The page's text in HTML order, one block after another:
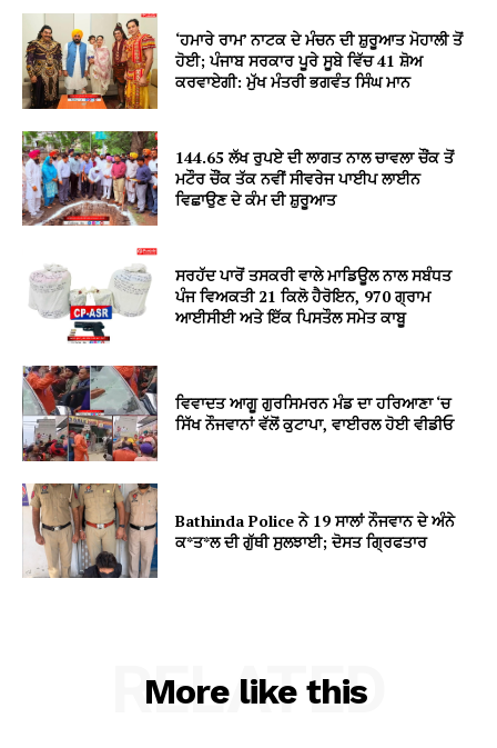
‘ਹਮਾਰੇ ਰਾਮ’ ਨਾਟਕ ਦੇ ਮੰਚਨ ਦੀ ਸ਼ੁਰੂਆਤ ਮੋਹਾਲੀ ਤੋਂ
ਹੋਈ; ਪੰਜਾਬ ਸਰਕਾਰ ਪੂਰੇ ਸੂਬੇ ਵਿੱਚ 41 ਸ਼ੋਅ
ਕਰਵਾਏਗੀ: ਮੁੱਖ ਮੰਤਰੀ ਭਗਵੰਤ ਸਿੰਘ ਮਾਨ
144.65 ਲੱਖ ਰੁਪਏ ਦੀ ਲਾਗਤ ਨਾਲ ਚਾਵਲਾ ਚੌਂਕ ਤੋਂ
ਮਟੌਰ ਚੌਂਕ ਤੱਕ ਨਵੀਂ ਸੀਵਰੇਜ ਪਾਈਪ ਲਾਈਨ
ਵਿਛਾਉਣ ਦੇ ਕੰਮ ਦੀ ਸ਼ੁਰੂਆਤ
ਸਰਹੱਦ ਪਾਰੋਂ ਤਸਕਰੀ ਵਾਲੇ ਮਾਡਿਊਲ ਨਾਲ ਸਬੰਧਤ
ਪੰਜ ਵਿਅਕਤੀ 21 ਕਿਲੋ ਹੈਰੋਇਨ, 970 ਗ੍ਰਾਮ
ਆਈਸੀਈ ਅਤੇ ਇੱਕ ਪਿਸਤੌਲ ਸਮੇਤ ਕਾਬੂ
ਵਿਵਾਦਤ ਆਗੂ ਗੁਰਸਿਮਰਨ ਮੰਡ ਦਾ ਹਰਿਆਣਾ ‘ਚ
ਸਿੱਖ ਨੌਜਵਾਨਾਂ ਵੱਲੋਂ ਕੁਟਾਪਾ, ਵਾਈਰਲ ਹੋਈ ਵੀਡੀਓ
Bathinda Police ਨੇ 19 ਸਾਲਾਂ ਨੌਜਵਾਨ ਦੇ ਅੰਨੇ
ਕ*ਤ*ਲ ਦੀ ਗੁੱਥੀ ਸੁਲਝਾਈ; ਦੋਸਤ ਗ੍ਰਿਫਤਾਰ
More like this
RELATED